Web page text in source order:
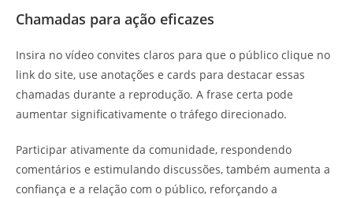
Chamadas para ação eficazes
Insira no vídeo convites claros para que o público clique no
link do site, use anotações e cards para destacar essas
chamadas durante a reprodução. A frase certa pode
aumentar significativamente o tráfego direcionado.
Participar ativamente da comunidade, respondendo
comentários e estimulando discussões, também aumenta a
confiança e a relação com o público, reforçando a